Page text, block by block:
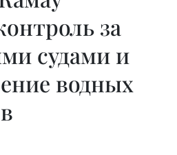
за
судами и
водных